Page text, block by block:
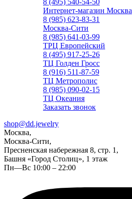
8 (495) 540-54-50
Интернет-магазин Москва
8 (985) 623-83-31
Москва-Сити
8 (985) 641-03-99
ТРЦ Европейский
8 (495) 917-25-26
ТЦ Голден Гросс
8 (916) 511-87-59
ТЦ Метрополис
8 (985) 090-02-15
ТЦ Океания
Заказать звонок
shop@dd.jewelry
Москва,
Москва-Сити,
Пресненская набережная 8, стр. 1,
Башня «Город Столиц», 1 этаж
Пн—Вс 10:00 – 22:00